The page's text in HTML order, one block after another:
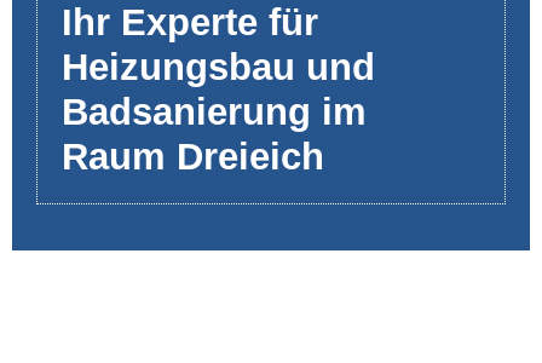
Ihr Experte für
Heizungsbau und
Badsanierung im
Raum Dreieich